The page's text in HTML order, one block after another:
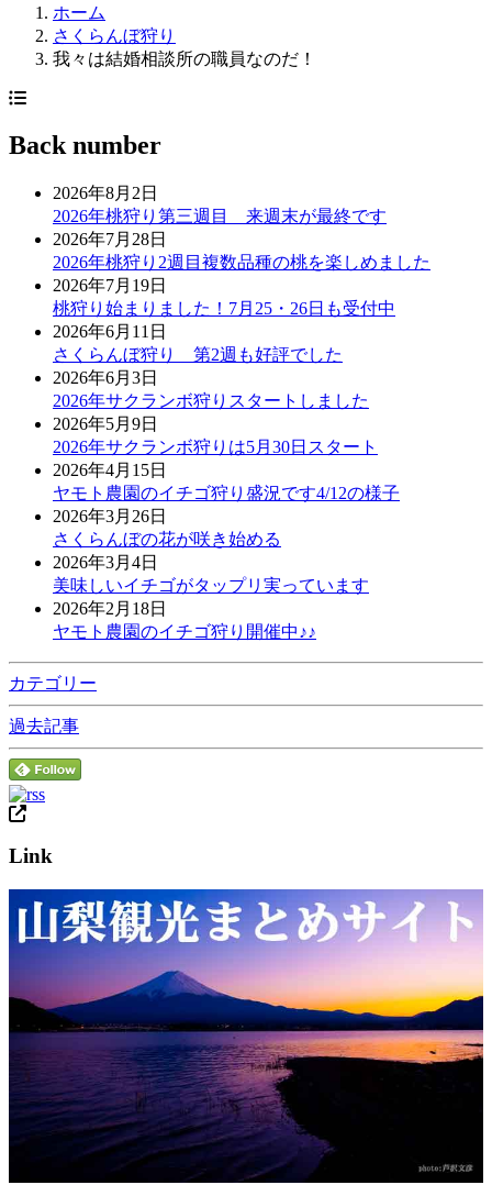
ホーム
さくらんぼ狩り
我々は結婚相談所の職員なのだ！
Back number
2026年8月2日
2026年桃狩り第三週目 来週末が最終です
2026年7月28日
2026年桃狩り2週目複数品種の桃を楽しめました
2026年7月19日
桃狩り始まりました！7月25・26日も受付中
2026年6月11日
さくらんぼ狩り 第2週も好評でした
2026年6月3日
2026年サクランボ狩りスタートしました
2026年5月9日
2026年サクランボ狩りは5月30日スタート
2026年4月15日
ヤモト農園のイチゴ狩り盛況です4/12の様子
2026年3月26日
さくらんぼの花が咲き始める
2026年3月4日
美味しいイチゴがタップリ実っています
2026年2月18日
ヤモト農園のイチゴ狩り開催中♪♪
カテゴリー
過去記事
Link